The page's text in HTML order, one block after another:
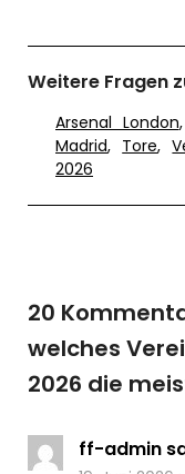
Weitere Fragen
Arsenal London
Madrid, Tore,
2026
20
welches
2026 die
ff-admin